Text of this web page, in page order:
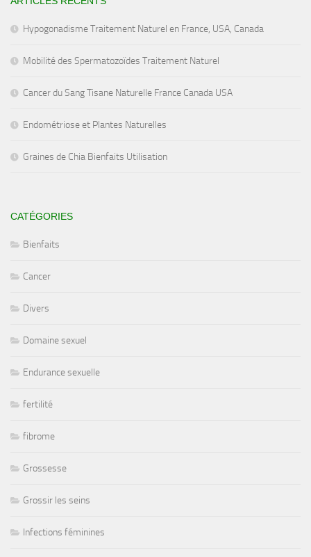
Hypogonadisme Traitement Naturel en France, USA, Canada
Mobilité des Spermatozoïdes Traitement Naturel
Cancer du Sang Tisane Naturelle France Canada USA
Endométriose et Plantes Naturelles
Graines de Chia Bienfaits Utilisation
CATÉGORIES
Bienfaits
Cancer
Divers
Domaine sexuel
Endurance sexuelle
fertilité
fibrome
Grossesse
Grossir les seins
Infections féminines